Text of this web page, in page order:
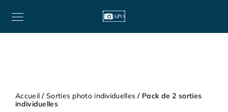
Accueil /Sorties photo individuelles / Pack de 2 sorties
individuelles